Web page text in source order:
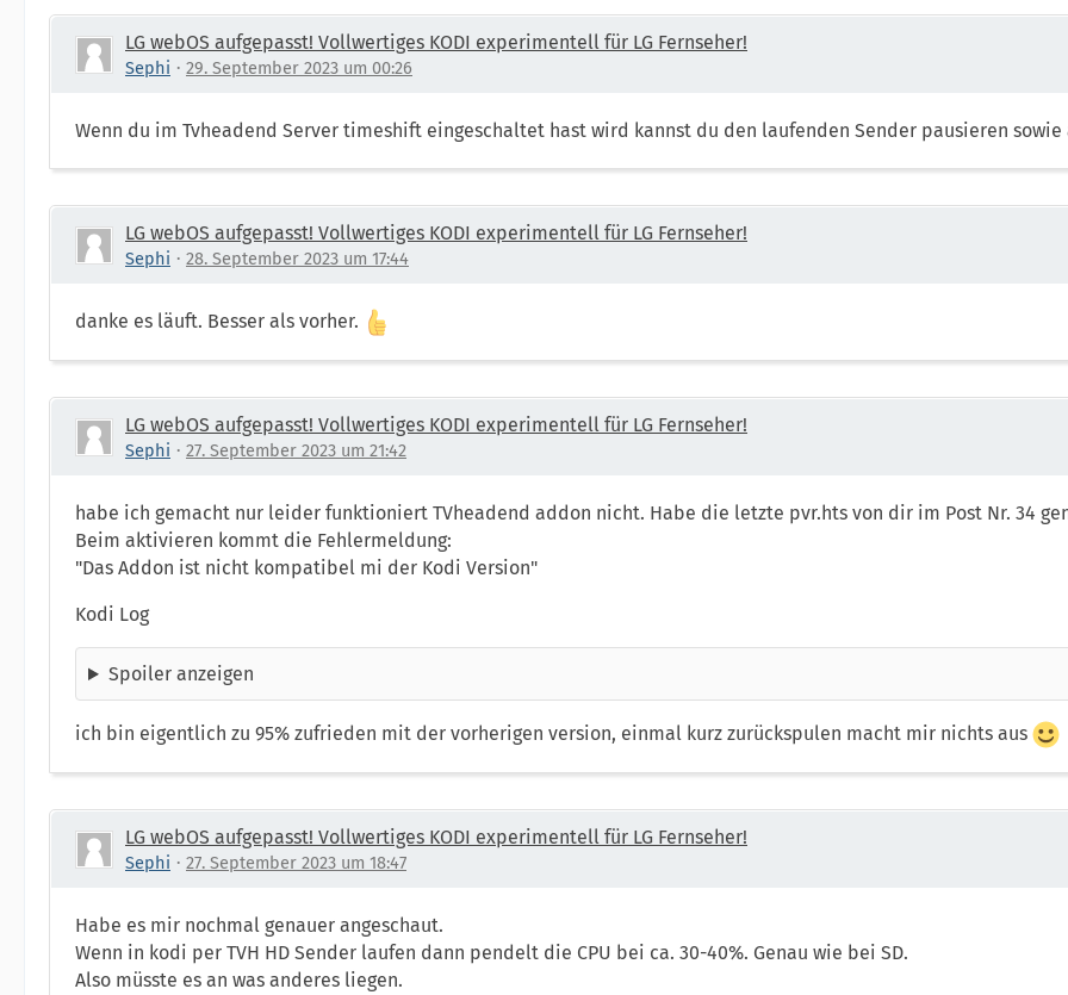
LG webOS aufgepasst! Vollwertiges KODI experimentell für LG Fernseher!
Sephi 29. September 2023 um 00:26
Wenn du im Tvheadend Server timeshift eingeschaltet hast wird kannst du den laufenden Sender pausieren sowie
LG webOS aufgepasst! Vollwertiges KODI experimentell für LG Fernseher!
Sephi 28. September 2023 um 17:44
danke es läuft. Besser als vorher.
LG webOS aufgepasst! Vollwertiges KODI experimentell für LG Fernseher!
Sephi 27. September 2023 um 21:42
habe ich gemacht nur leider funktioniert TVheadend addon nicht. Habe die letzte pvr.hts von dir im Post Nr. 34
Beim aktivieren kommt die Fehlermeldung:
"Das Addon ist nicht kompatibel mi der Kodi Version"
Kodi Log
Spoiler anzeigen
ich bin eigentlich zu 95% zufrieden mit der vorherigen version, einmal kurz zurückspulen macht mir nichts aus
LG webOS aufgepasst! Vollwertiges KODI experimentell für LG Fernseher!
Sephi 27. September 2023 um 18:47
Habe es mir nochmal genauer angeschaut.
Wenn in kodi per TVH HD Sender laufen dann pendelt die CPU bei ca. 30-40%. Genau wie bei SD.
Also müsste es an was anderes liegen.